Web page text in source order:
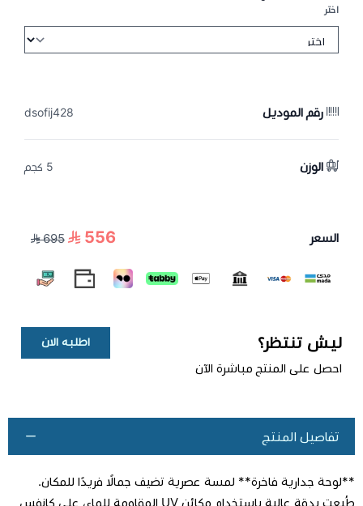
اختر
رقم الموديل dsofij428
الوزن 5 كجم
السعر 556
695
ليش تنتظر؟
احصل على المنتج مباشرة الآن
اطلبه الان
تفاصيل المنتج
**لوحة جدارية فاخرة** لمسة عصرية تضيف جمالًا فريدًا للمكان.
طُبعت بدقة عالية باستخدام مكائن UV المقاوِمة للماء، على كانفس